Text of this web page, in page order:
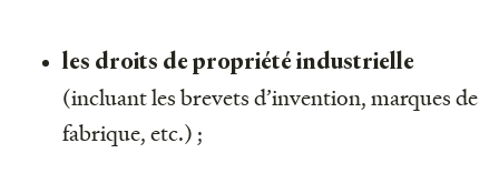
les droits de propriété industrielle
(incluant les brevets d’invention, marques de
fabrique, etc.) ;